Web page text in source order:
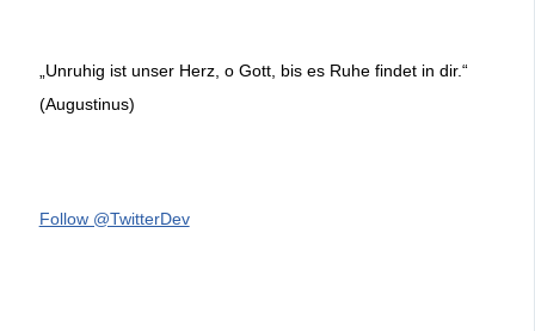
„Unruhig ist unser Herz, o Gott, bis es Ruhe findet in dir.“
(Augustinus)
Follow @TwitterDev